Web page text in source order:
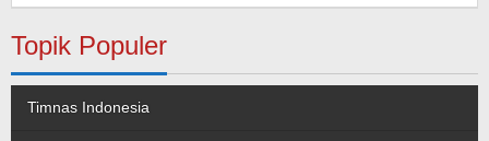
Topik Populer
Timnas Indonesia